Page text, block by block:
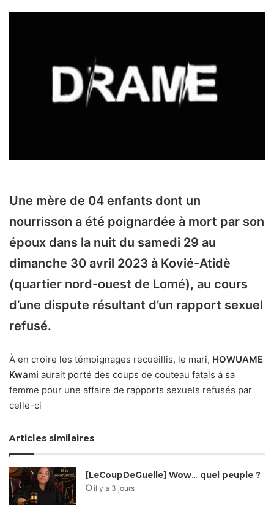
Une mère de 04 enfants dont un
nourrisson a été poignardée à mort par son
époux dans la nuit du samedi 29 au
dimanche 30 avril 2023 à Kovié-Atidè
(quartier nord-ouest de Lomé), au cours
d’une dispute résultant d’un rapport sexuel
refusé.
À en croire les témoignages recueillis, le mari, HOWUAME
Kwami aurait porté des coups de couteau fatals à sa
femme pour une affaire de rapports sexuels refusés par
celle-ci
Articles similaires
[LeCoupDeGuelle] Wow… quel peuple ?
il y a 3 jours